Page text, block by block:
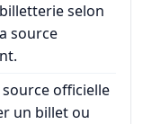
selon
source
officielle
un billet ou